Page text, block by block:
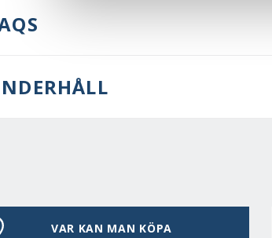
VAR KAN MAN KÖPA